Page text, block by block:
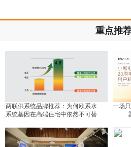
重点推
两联供系统品牌推荐：为何欧系水
系统基因在高端住宅中依然不可替
一场